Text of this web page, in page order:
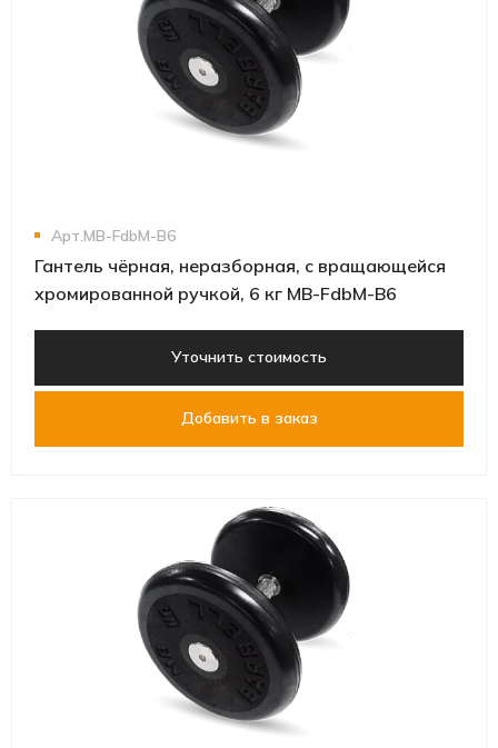
Арт.MB-FdbM-B6
Гантель чёрная, неразборная, с вращающейся
хромированной ручкой, 6 кг MB-FdbM-B6
Уточнить стоимость
Добавить в заказ